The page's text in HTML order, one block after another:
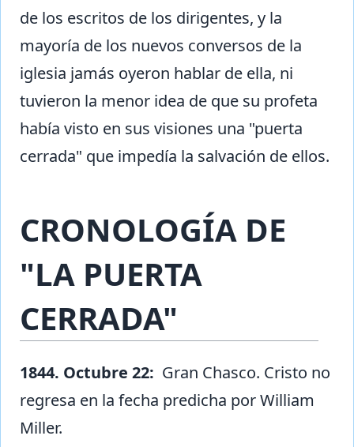
de los escritos de los dirigentes, y la
mayoría de los nuevos conversos de la
iglesia jamás oyeron hablar de ella, ni
tuvieron la menor idea de que su profeta
había visto en sus visiones una "puerta
cerrada" que impedía la salvación de ellos.
CRONOLOGÍA DE
"LA PUERTA
CERRADA"
1844. Octubre 22: Gran Chasco. Cristo no
regresa en la fecha predicha por William
Miller.